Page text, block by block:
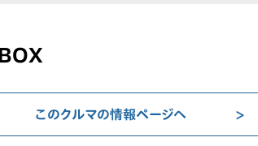
このクルマの情報ページへ